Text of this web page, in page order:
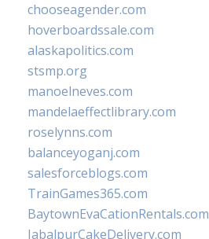
chooseagender.com
hoverboardssale.com
alaskapolitics.com
stsmp.org
manoelneves.com
mandelaeffectlibrary.com
roselynns.com
balanceyoganj.com
salesforceblogs.com
TrainGames365.com
BaytownEvaCationRentals.com
JabalpurCakeDelivery.com